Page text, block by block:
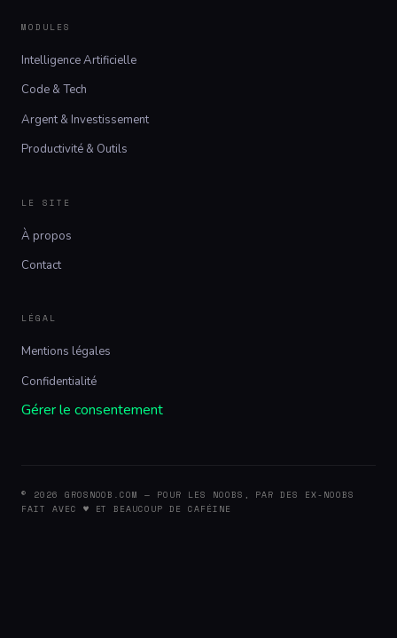
MODULES
Intelligence Artificielle
Code & Tech
Argent & Investissement
Productivité & Outils
LE SITE
À propos
Contact
LÉGAL
Mentions légales
Confidentialité
Gérer le consentement
© 2026 GROSNOOB.COM — POUR LES NOOBS, PAR DES EX-NOOBS
FAIT AVEC ♥ ET BEAUCOUP DE CAFÉINE